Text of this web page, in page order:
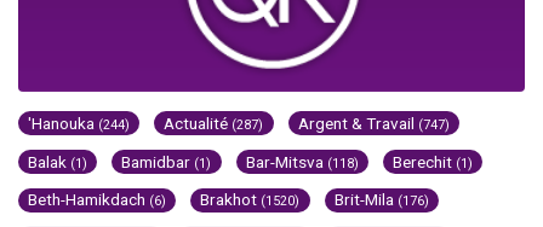
'Hanouka (244) Actualité (287) Argent & Travail (747)
Balak (1) Bamidbar (1) Bar-Mitsva (118) Berechit (1)
Beth-Hamikdach (6) Brakhot (1520) Brit-Mila (176)